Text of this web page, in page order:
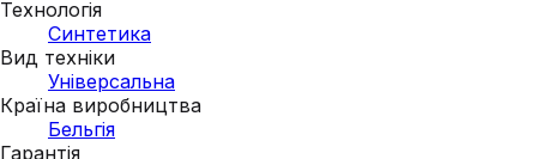
Технологія
Синтетика
Вид техніки
Універсальна
Країна виробництва
Бельгія
Гарантія